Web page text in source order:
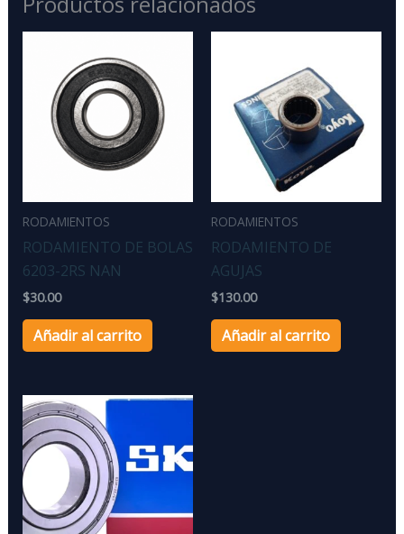
RODAMIENTOS
RODAMIENTO DE BOLAS
6203-2RS NAN
$30.00
Añadir al carrito
RODAMIENTOS
RODAMIENTO DE
AGUJAS
$130.00
Añadir al carrito